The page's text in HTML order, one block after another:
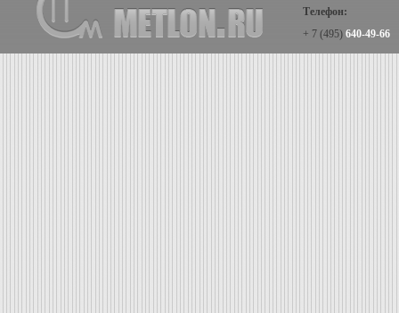
Телефон:
+ 7 (495) 640-49-66